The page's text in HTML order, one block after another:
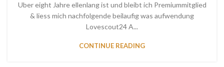
Uber eight Jahre ellenlang ist und bleibt ich Premiummitglied
& liess mich nachfolgende beilaufig was aufwendung
Lovescout24 A...
CONTINUE READING